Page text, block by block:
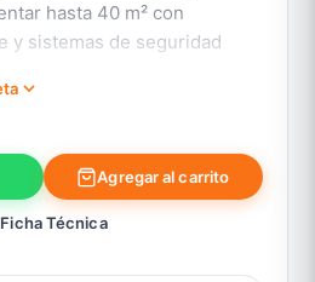
hasta 40 m² con
y sistemas de seguridad
(gas + electricidad).
de 1.500 Wpara
del calor.
atmósfera (ODS)que
Agregar al carrito
Ficha Técnica